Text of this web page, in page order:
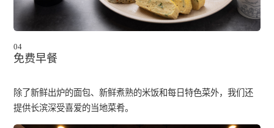
04
免费早餐
除了新鲜出炉的面包、新鲜煮熟的米饭和每日特色菜外，我们还
提供长滨深受喜爱的当地菜肴。